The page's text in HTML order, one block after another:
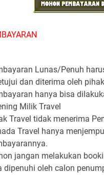
Lunas/Penuh
dan diterima oleh
hanya bisa
Milik Travel
Travel tidak menerima
Travel hanya
jangan melakukan
dipenuhi oleh calon